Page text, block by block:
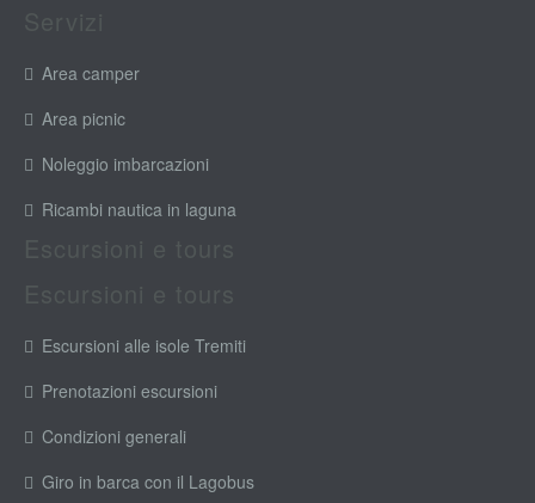
Area camper
Area picnic
Noleggio imbarcazioni
Ricambi nautica in laguna
Escursioni alle isole Tremiti
Prenotazioni escursioni
Condizioni generali
Giro in barca con il Lagobus